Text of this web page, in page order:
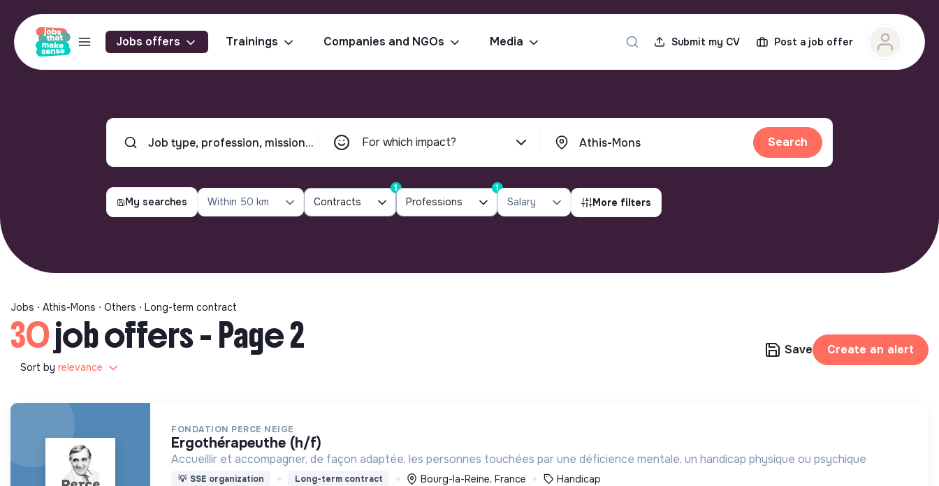
Jobs offers Trainings Companies and NGOs Media Submit my CV Post a job offer
For which impact? Search
My searches Within 50 km Contracts
1
Professions
1
Salary More filters
Jobs ⋅ Athis-Mons ⋅ Others ⋅ Long-term contract
30job offers - Page 2
Sort by relevance
Save Create an alert
FONDATION PERCE NEIGE
ergothérapeuthe (h/f)
Accueillir et accompagner, de façon adaptée, les personnes touchées par une déficience mentale, un handicap physique ou psychique
💡 SSE organization Long-term contract Bourg-la-Reine, France Handicap